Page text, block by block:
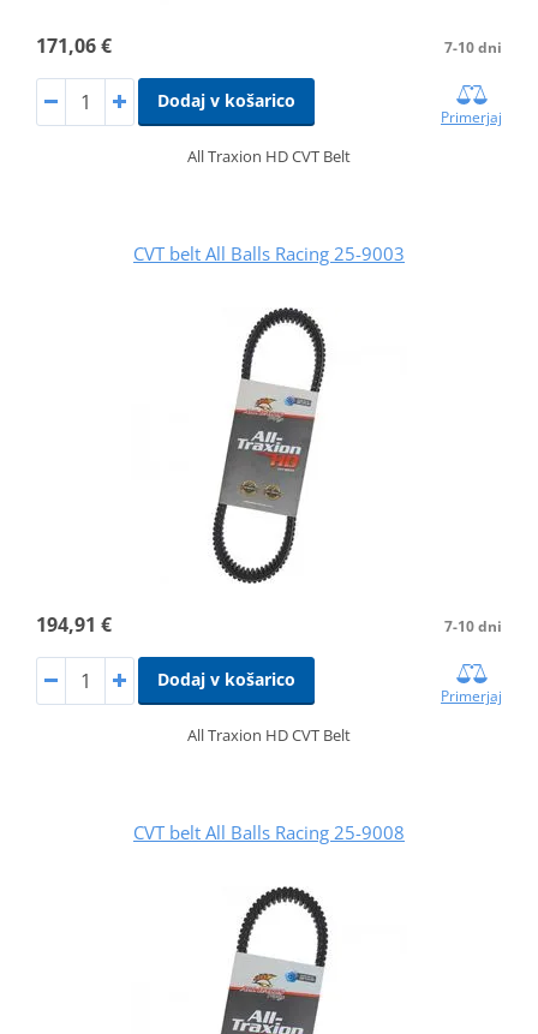
171,06 € 7-10 dni
Dodaj v košarico
Primerjaj
All Traxion HD CVT Belt
CVT belt All Balls Racing 25-9003
194,91 € 7-10 dni
Dodaj v košarico
Primerjaj
All Traxion HD CVT Belt
CVT belt All Balls Racing 25-9008